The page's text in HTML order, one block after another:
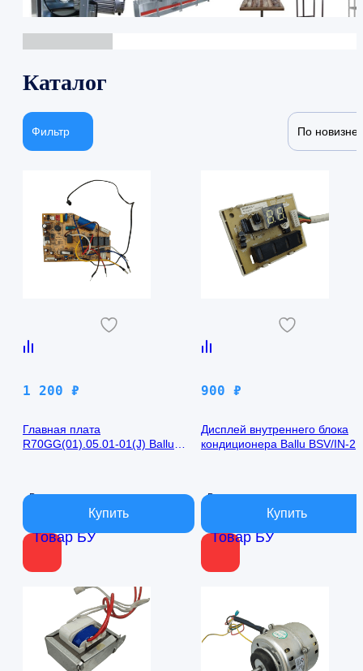
Каталог
Фильтр По новизне
Товар БУ
1 200 ₽
Главная плата
R70GG(01).05.01-01(J) Ballu
В наличии
Товар БУ
900 ₽
Дисплей внутреннего блока
кондиционера Ballu BSV/IN-
В наличии